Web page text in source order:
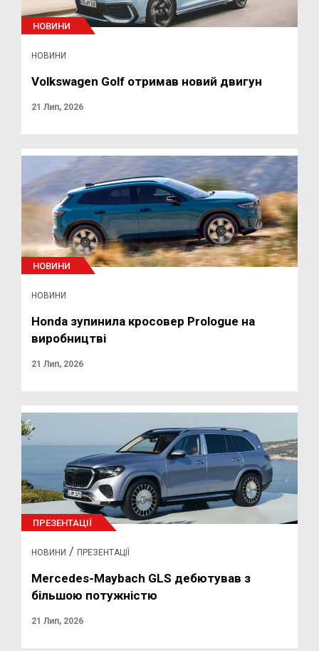
НОВИНИ
НОВИНИ
Volkswagen Golf отримав новий двигун
21 Лип, 2026
НОВИНИ
НОВИНИ
Honda зупинила кросовер Prologue на
виробництві
21 Лип, 2026
ПРЕЗЕНТАЦІЇ
НОВИНИ / ПРЕЗЕНТАЦІЇ
Mercedes-Maybach GLS дебютував з
більшою потужністю
21 Лип, 2026